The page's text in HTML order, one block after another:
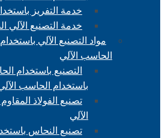
خدمة التفريز
خدمة التصنيع الآلي
مواد التصنيع الآلي
الحاسب الآلي
التصنيع باستخدام
باستخدام الحاسب
تصنيع الفولاذ
الآلي
تصنيع النحاس